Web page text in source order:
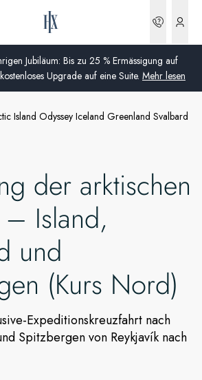
Jubiläum: Bis zu 25 % Ermässigung auf
Upgrade auf eine Suite. Mehr lesen
(England, Schottland, Wales
Island Odyssey Iceland Greenland Svalbard
der arktischen
– Island,
und
(Kurs Nord)
Expeditionskreuzfahrt nach
Spitzbergen von Reykjavík nach